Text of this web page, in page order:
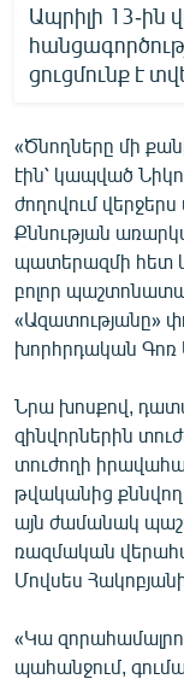
Ապրիլի 13-ին
ցուցմունք է
«Ծնողները մի
էին՝ կապված
ժողովում
Քննության
պատերազմի հետ
բոլոր
«Ազատությանը»
խորհրդական Գոռ
Նրա խոսքով,
զինվորներին
տուժողի
թվականից քննվող
այն ժամանակ
ռազմական
Մովսես
«Կա
պահանջում,